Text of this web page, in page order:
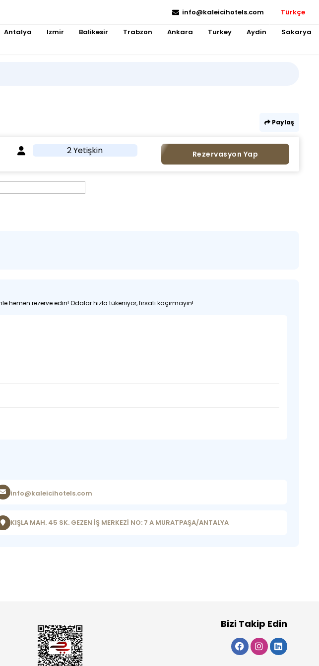
info@kaleicihotels.com Türkçe
Antalya Izmir Balikesir Trabzon Ankara Turkey Aydin Sakarya
Paylaş
2 Yetişkin Rezervasyon Yap
rezerve edin! Odalar hızla tükeniyor, fırsatı kaçırmayın!
info@kaleicihotels.com
KIŞLA MAH. 45 SK. GEZEN İŞ MERKEZİ NO: 7 A MURATPAŞA/ANTALYA
Bizi Takip Edin